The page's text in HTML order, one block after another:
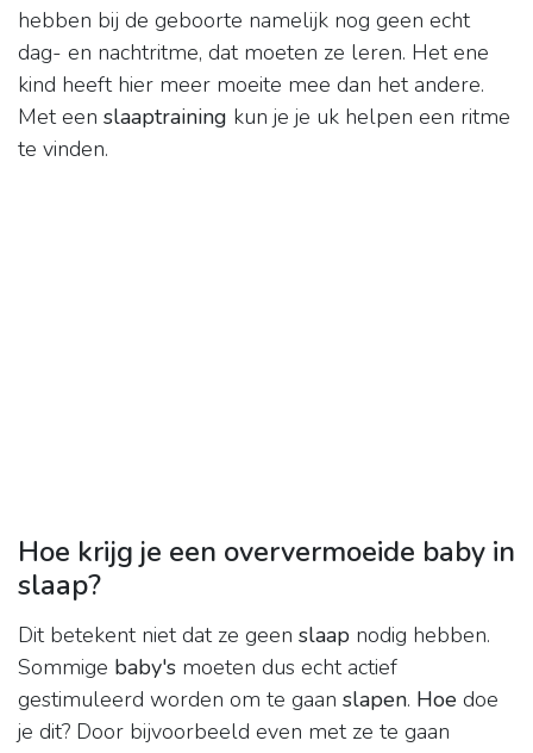
hebben bij de geboorte namelijk nog geen echt
dag- en nachtritme, dat moeten ze leren. Het ene
kind heeft hier meer moeite mee dan het andere.
Met een slaaptraining kun je je uk helpen een ritme
te vinden.
Hoe krijg je een oververmoeide baby in
slaap?
Dit betekent niet dat ze geen slaap nodig hebben.
Sommige baby's moeten dus echt actief
gestimuleerd worden om te gaan slapen. Hoe doe
je dit? Door bijvoorbeeld even met ze te gaan